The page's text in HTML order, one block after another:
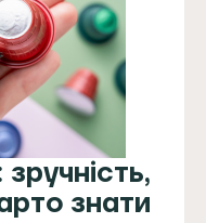
знати